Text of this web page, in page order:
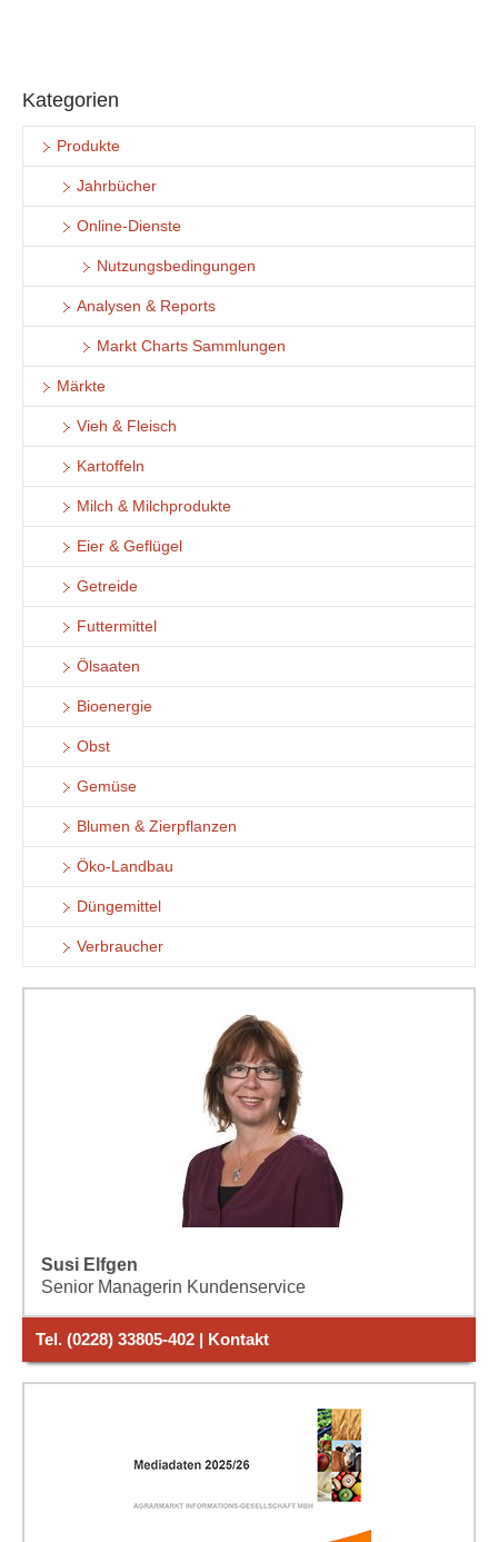
Kategorien
Produkte
Jahrbücher
Online-Dienste
Nutzungsbedingungen
Analysen & Reports
Markt Charts Sammlungen
Märkte
Vieh & Fleisch
Kartoffeln
Milch & Milchprodukte
Eier & Geflügel
Getreide
Futtermittel
Ölsaaten
Bioenergie
Obst
Gemüse
Blumen & Zierpflanzen
Öko-Landbau
Düngemittel
Verbraucher
Susi Elfgen
Senior Managerin Kundenservice
Tel. (0228) 33805-402 | Kontakt